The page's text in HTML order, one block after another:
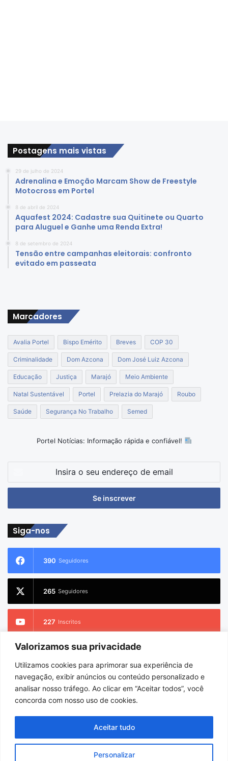
Valorizamos sua privacidade
Utilizamos cookies para aprimorar sua experiência de
navegação, exibir anúncios ou conteúdo personalizado e
analisar nosso tráfego. Ao clicar em “Aceitar todos”, você
concorda com nosso uso de cookies.
Personalizar
Aceitar tudo
Postagens mais vistas
29 de julho de 2024
Adrenalina e Emoção Marcam Show de Freestyle
Motocross em Portel
8 de abril de 2024
Aquafest 2024: Cadastre sua Quitinete ou Quarto
para Aluguel e Ganhe uma Renda Extra!
8 de setembro de 2024
Tensão entre campanhas eleitorais: confronto
evitado em passeata
Marcadores
Avalia Portel Bispo Emérito Breves COP 30
Criminalidade Dom Azcona Dom José Luiz Azcona
Educação Justiça Marajó Meio Ambiente
Natal Sustentável Portel Prelazia do Marajó Roubo
Saúde Segurança No Trabalho Semed
Portel Notícias: Informação rápida e confiável!
seu
de
Siga-nos
390 Seguidores
265 Seguidores
227 Inscritos
2.733 Seguidores
© Copyright 2026Portel Notícias. Todos os direitos reservados |
Hospedado pori9 Digital